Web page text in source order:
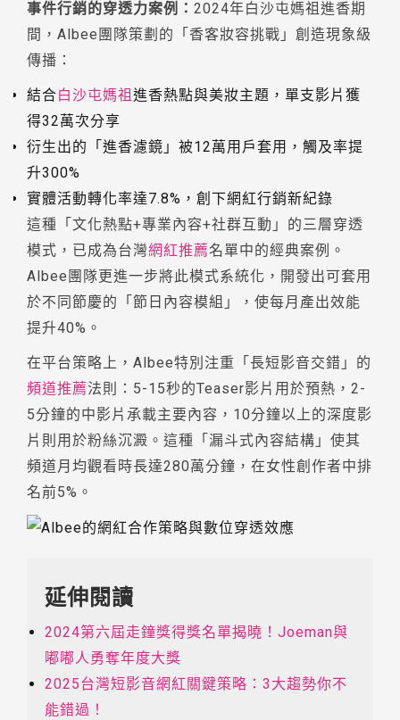
事件行銷的穿透力案例： 2024年白沙屯媽祖進香期
間，Albee團隊策劃的「香客妝容挑戰」創造現象級
傳播：
結合白沙屯媽祖 進香熱點與美妝主題，單支影片獲
得32萬次分享
衍生出的「進香濾鏡」被12萬用戶套用，觸及率提
升300%
實體活動轉化率達7.8%，創下網紅行銷新紀錄
這種「文化熱點+專業內容+社群互動」的三層穿透
模式，已成為台灣網紅推薦名單中的經典案例。
Albee團隊更進一步將此模式系統化，開發出可套用
於不同節慶的「節日內容模組」，使每月產出效能
提升40%。
在平台策略上，Albee特別注重「長短影音交錯」的
頻道推薦法則：5-15秒的Teaser影片用於預熱，2-
5分鐘的中影片承載主要內容，10分鐘以上的深度影
片則用於粉絲沉澱。這種「漏斗式內容結構」使其
頻道月均觀看時長達280萬分鐘，在女性創作者中排
名前5%。
延伸閱讀
2024第六屆走鐘獎得獎名單揭曉！Joeman與
嘟嘟人勇奪年度大獎
2025台灣短影音網紅關鍵策略：3大趨勢你不
能錯過！